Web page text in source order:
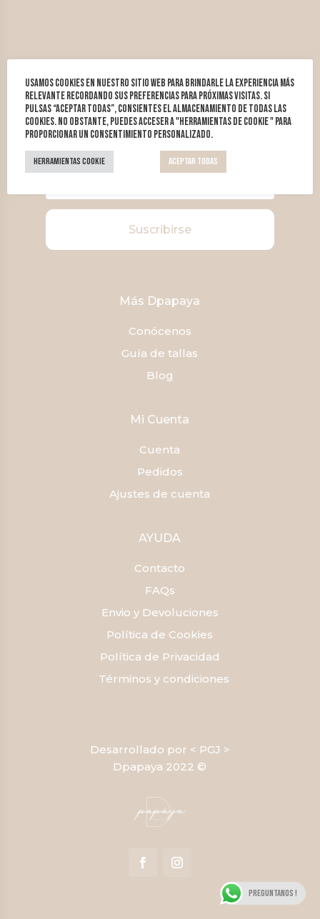
Newsletter
Suscribirse
Más Dpapaya
Conócenos
Guía de tallas
Blog
Mi Cuenta
Cuenta
Pedidos
Ajustes de cuenta
AYUDA
Contacto
FAQs
Envio y Devoluciones
Política de Cookies
Política de Privacidad
Términos y condiciones
Desarrollado por < PGJ >
Dpapaya 2022 ©
Usamos cookies en nuestro sitio web para brindarle la experiencia más
relevante recordando sus preferencias para próximas visitas. Si
pulsas “Aceptar todas”, consientes el almacenamiento de todas las
cookies. No obstante, puedes acceser a "Herramientas de cookie " para
proporcionar un consentimiento personalizado.
Herramientas Cookie Aceptar todas
Preguntanos !